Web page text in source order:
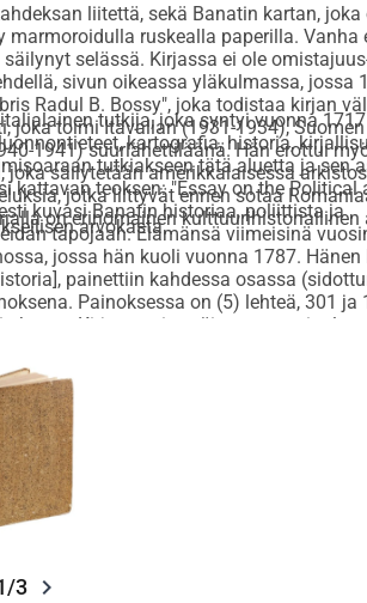
liitettä, sekä Banatin kartan,
ruskealla paperilla. Vanha
selässä. Kirjassa ei ole
sivun oikeassa yläkulmassa, jossa
Radul B. Bossy", joka todistaa kirjan
toimi Itävallan (1931-1934),
1941) suurlähettiläänä. Hän erottui
säilytetään amerikkalaisessa
jotka liittyvät ennen sotaa
on erinomainen kulttuurihistoriallinen
tutkija, joka syntyi vuonna
kartografia, historia,
tutkiakseen tätä aluetta ja sen
kattavan teoksen: "Essay on the Political
kuvasi Banatin historiaa, poliittista ja
tapojaan. Elämänsä viimeisinä
jossa hän kuoli vuonna 1787. Hänen
painettiin kahdessa osassa
Painoksessa on (5) lehteä, 301 ja
Kirjan ensimmäinen osa esittelee
ja geologista kehystä,
pääasiassa Banatissa säilyneitä tai
Banatin kartalla, joka on yleensä
Banatista ja sen romaneista, kuvaillen
arvokasta.
3 chevron_right